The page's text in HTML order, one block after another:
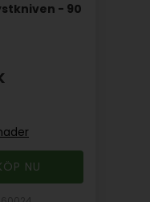
- 90